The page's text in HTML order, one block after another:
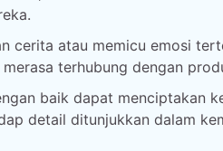
cerita atau memicu emosi
terhubung dengan
baik dapat menciptakan
detail ditunjukkan dalam